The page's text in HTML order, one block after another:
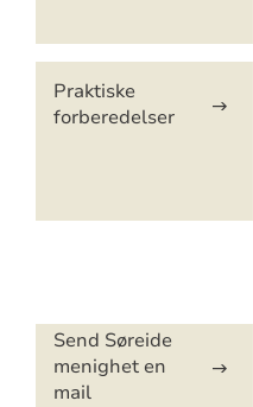
Praktiske
forberedelser
Artikkelsnarveger
Send Søreide
menighet en
mail